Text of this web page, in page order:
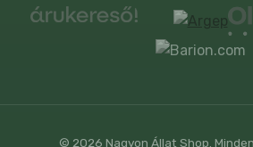
© 2026 Nagyon Állat Shop.